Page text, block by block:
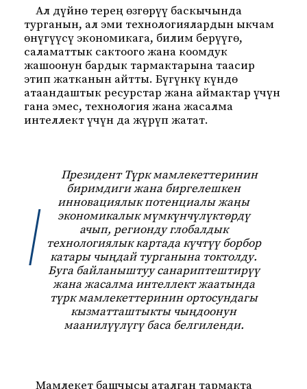
Ал дүйнө терең өзгөрүү баскычында
турганын, ал эми технологиялардын ыкчам
өнүгүүсү экономикага, билим берүүгө,
саламаттык сактоого жана коомдук
жашоонун бардык тармактарына таасир
этип жатканын айтты. Бүгүнкү күндө
атаандаштык ресурстар жана аймактар үчүн
гана эмес, технология жана жасалма
интеллект үчүн да жүрүп жатат.
Президент Түрк мамлекеттеринин
биримдиги жана биргелешкен
инновациялык потенциалы жаңы
экономикалык мүмкүнчүлүктөрдү
ачып, регионду глобалдык
технологиялык картада күчтүү борбор
катары чыңдай турганына токтолду.
Буга байланыштуу санариптештирүү
жана жасалма интеллект жаатында
түрк мамлекеттеринин ортосундагы
кызматташтыкты чыңдоонун
маанилүүлүгү баса белгиленди.
Мамлекет башчысы аталган тармакта